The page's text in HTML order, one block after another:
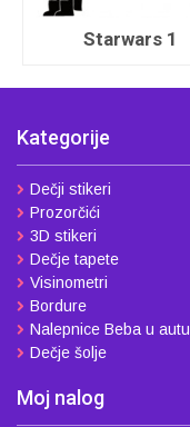
Starwars 1
Kategorije
Dečji stikeri
Prozorčići
3D stikeri
Dečje tapete
Visinometri
Bordure
Nalepnice Beba u autu
Dečje šolje
Moj nalog